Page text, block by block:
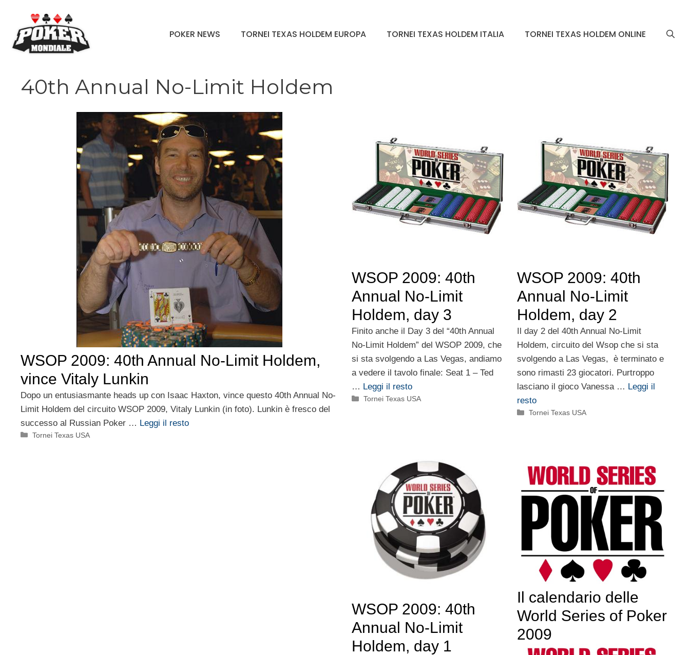
contenuto
POKER NEWS TORNEI TEXAS HOLDEM EUROPA TORNEI TEXAS HOLDEM ITALIA TORNEI TEXAS HOLDEM ONLINE
40th Annual No-Limit Holdem
WSOP 2009: 40th Annual No-Limit Holdem,
vince Vitaly Lunkin
Dopo un entusiasmante heads up con Isaac Haxton, vince questo 40th Annual No-
Limit Holdem del circuito WSOP 2009, Vitaly Lunkin (in foto). Lunkin è fresco del
successo al Russian Poker … Leggi il resto
Categorie
Tornei Texas USA
WSOP 2009: 40th
Annual No-Limit
Holdem, day 3
Finito anche il Day 3 del “40th Annual
No-Limit Holdem” del WSOP 2009, che
si sta svolgendo a Las Vegas, andiamo
a vedere il tavolo finale: Seat 1 – Ted
… Leggi il resto
Categorie
Tornei Texas USA
WSOP 2009: 40th
Annual No-Limit
Holdem, day 2
Il day 2 del 40th Annual No-Limit
Holdem, circuito del Wsop che si sta
svolgendo a Las Vegas, è terminato e
sono rimasti 23 giocatori. Purtroppo
lasciano il gioco Vanessa … Leggi il
resto
Categorie
Tornei Texas USA
WSOP 2009: 40th
Annual No-Limit
Holdem, day 1
Il calendario delle
World Series of Poker
2009